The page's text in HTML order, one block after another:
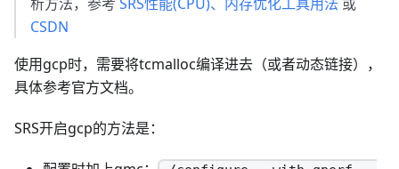
CSDN
使用gcp时，需要将tcmalloc编译进去（或者动态链接），
具体参考官方文档。
SRS开启gcp的方法是：